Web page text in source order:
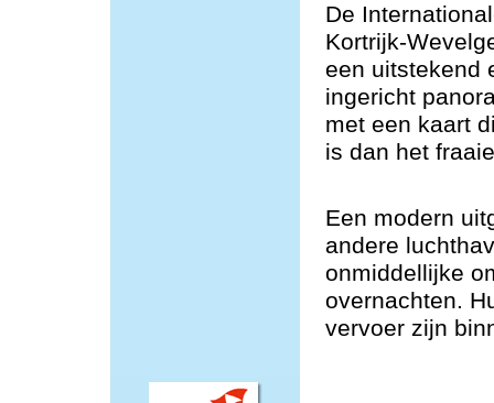
De
Kortrijk-
een uitstekend
ingericht
met een kaart
is dan het
Een modern
andere
onmiddellijke
overnachten.
vervoer zijn